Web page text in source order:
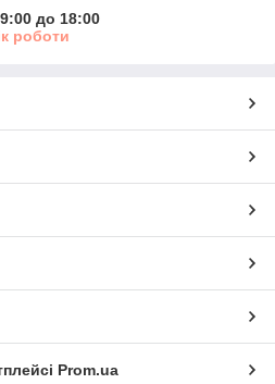
до 18:00
роботи
Prom.ua